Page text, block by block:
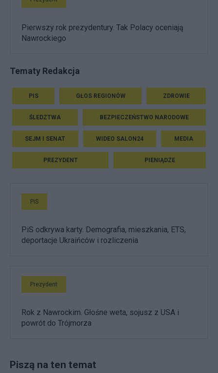
Pierwszy rok prezydentury. Tak Polacy oceniają
Nawrockiego
Tematy Redakcja
PIS GŁOS REGIONÓW ZDROWIE
ŚLEDZTWA BEZPIECZEŃSTWO NARODOWE
SEJM I SENAT WIDEO SALON24 MEDIA
PREZYDENT PIENIĄDZE
PiS
PiS odkrywa karty. Demografia, mieszkania, ETS,
deportacje Ukraińców i rozliczenia
Prezydent
Rok z Nawrockim. Głośne weta, sojusz z USA i
powrót do Trójmorza
Piszą na ten temat